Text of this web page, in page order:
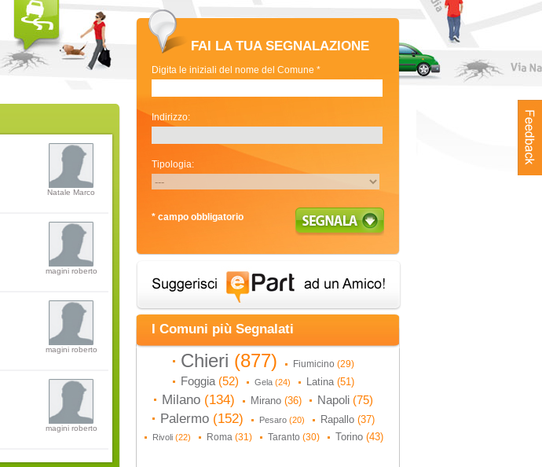
Natale Marco
magini roberto
magini roberto
magini roberto
FAI LA TUA SEGNALAZIONE
Digita le iniziali del nome del Comune *
Indirizzo:
Tipologia:
* campo obbligatorio
I Comuni più Segnalati
Chieri (877) Fiumicino (29)
Foggia (52) Gela (24) Latina (51)
Milano (134) Mirano (36) Napoli (75)
Palermo (152) Pesaro (20) Rapallo (37)
Rivoli (22) Roma (31) Taranto (30) Torino (43)